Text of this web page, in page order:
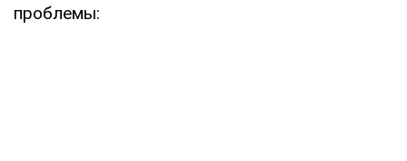
проблемы: